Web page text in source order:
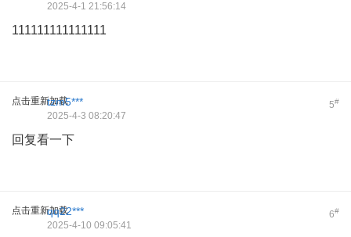
2025-4-1 21:56:14
111111111111111
点击重新加载 5#
tzm5***
2025-4-3 08:20:47
回复看一下
点击重新加载 6#
qq22***
2025-4-10 09:05:41